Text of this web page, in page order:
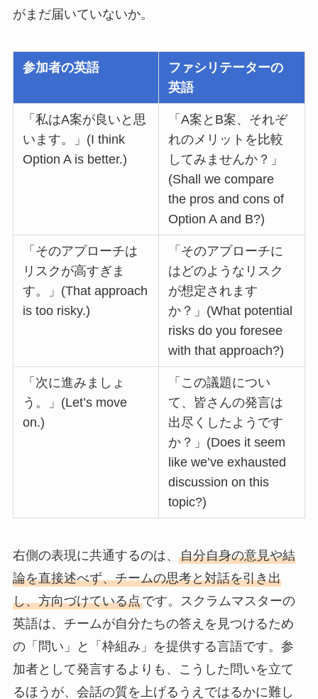
がまだ届いていないか。
参加者の英語
ファシリテーターの
英語
「私はA案が良いと思
います。」(I think
Option A is better.)
「A案とB案、それぞ
れのメリットを比較
してみませんか？」
(Shall we compare
the pros and cons of
Option A and B?)
「そのアプローチは
リスクが高すぎま
す。」(That approach
is too risky.)
「そのアプローチに
はどのようなリスク
が想定されます
か？」(What potential
risks do you foresee
with that approach?)
「次に進みましょ
う。」(Let’s move
on.)
「この議題につい
て、皆さんの発言は
出尽くしたようです
か？」(Does it seem
like we’ve exhausted
discussion on this
topic?)
右側の表現に共通するのは、 自分自身の意見や結
論を直接述べず、チームの思考と対話を引き出
し、方向づけている点です。スクラムマスターの
英語は、チームが自分たちの答えを見つけるため
の「問い」と「枠組み」を提供する言語です。参
加者として発言するよりも、こうした問いを立て
るほうが、会話の質を上げるうえではるかに難し